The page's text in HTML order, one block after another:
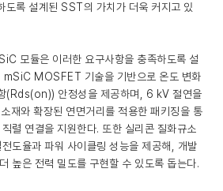
도록 설계된 SST의 가치가 더욱 커지고 있
모듈은 이러한 요구사항을 충족하도록 설
mSiC MOSFET 기술을 기반으로 온도 변화
(Rds(on)) 안정성을 제공하며, 6 kV 절연을
재와 확장된 연면거리를 적용한 패키징을 통
렬 연결을 지원한다. 또한 실리콘 질화규소
도율과 파워 사이클링 성능을 제공해, 개발
높은 전력 밀도를 구현할 수 있도록 돕는다.